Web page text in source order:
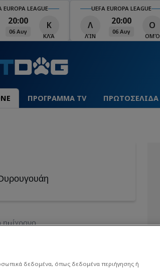
EUROPA LEAGUE
20:00
06 Αυγ
Κ
ΚΛΆ
UEFA EUROPA LEAGUE
Λ
ΛΊΝ
20:00
06 Αυγ
Ο
ΟΜΌ
ΠΡΟΓΡΑΜΜΑ TV ΠΡΩΤΟΣΕΛΙΔΑ
ημίχρονο
δεδομένα, όπως δεδομένα περιήγησης ή